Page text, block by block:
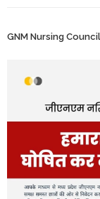
GNM Nursing